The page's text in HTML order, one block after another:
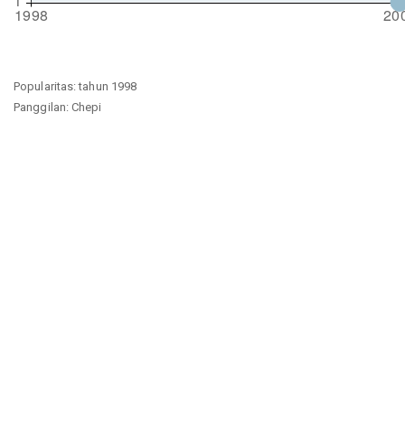
Popularitas: tahun 1998
Panggilan: Chepi